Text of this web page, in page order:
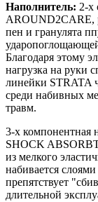
Наполнитель: 2-х
AROUND2CARE,
пен и гранулята
Благодаря этому
нагрузка на руки
линейки STRATA
среди набивных
травм.
3-х компонентная
SHOCK
из мелкого
набивается
препятствует
длительной